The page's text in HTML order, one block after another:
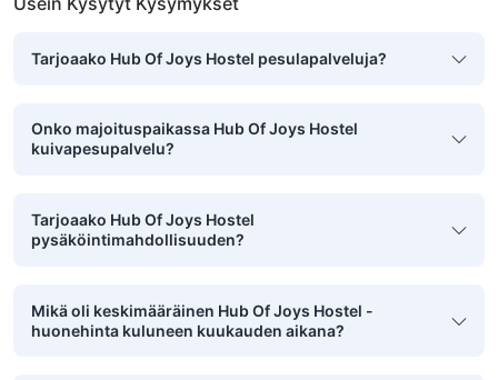
Tarjoaako Hub Of Joys Hostel pesulapalveluja?
Onko majoituspaikassa Hub Of Joys Hostel
kuivapesupalvelu?
Tarjoaako Hub Of Joys Hostel
pysäköintimahdollisuuden?
Mikä oli keskimääräinen Hub Of Joys Hostel -
huonehinta kuluneen kuukauden aikana?